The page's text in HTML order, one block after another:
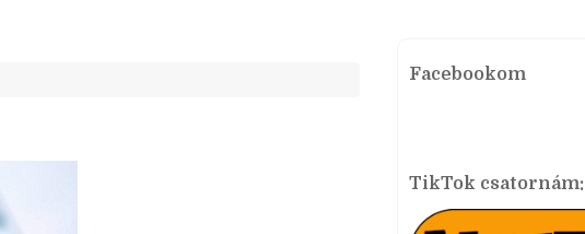
Facebookom
TikTok csatornám: